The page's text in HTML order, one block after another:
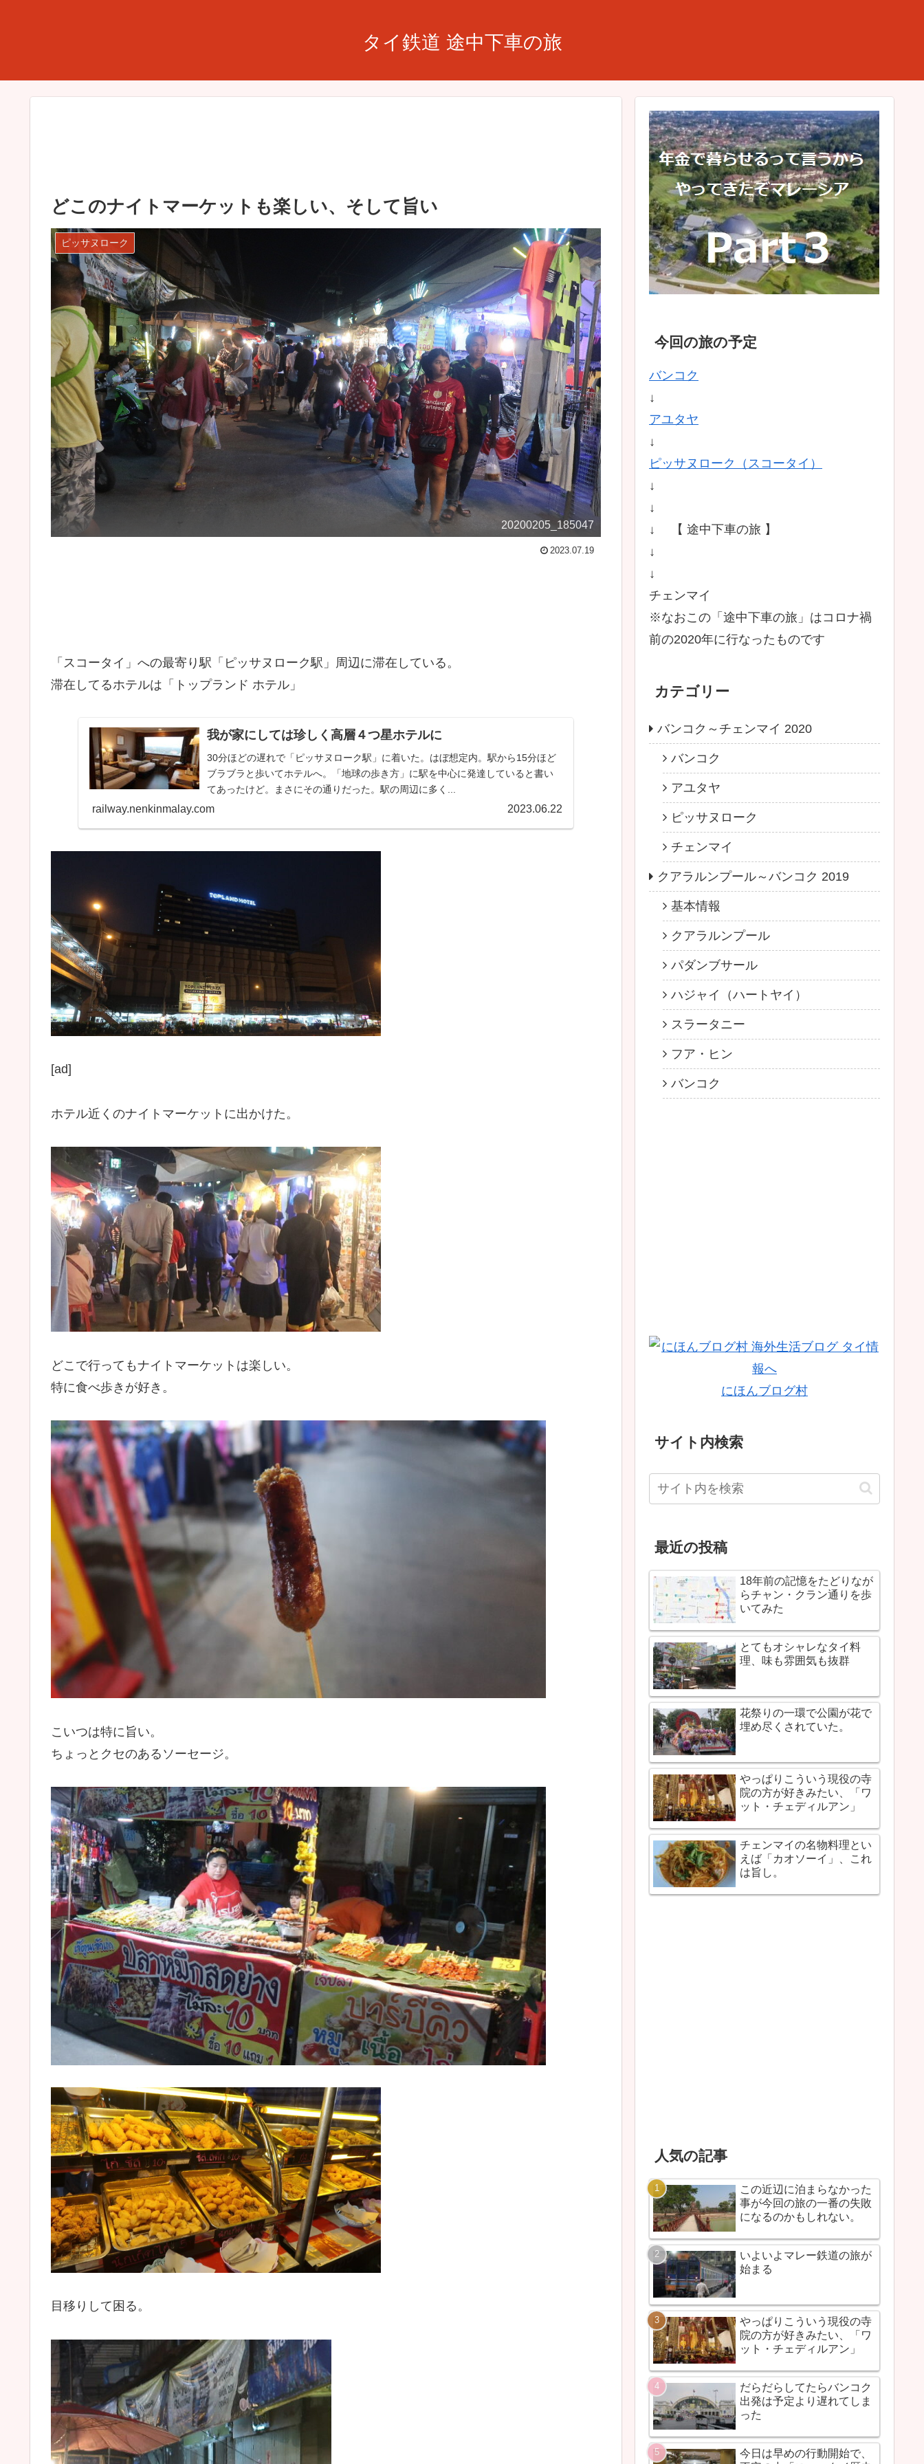
タイ鉄道 途中下車の旅
どこのナイトマーケットも楽しい、そして旨い
ピッサヌローク
20200205_185047
2023.07.19
「スコータイ」への最寄り駅「ピッサヌローク駅」周辺に滞在している。
滞在してるホテルは「トップランド ホテル」
我が家にしては珍しく高層４つ星ホテルに
30分ほどの遅れで「ピッサヌローク駅」に着いた。はぼ想定内。駅から15分ほど
ブラブラと歩いてホテルへ。「地球の歩き方」に駅を中心に発達していると書い
てあったけど。まさにその通りだった。駅の周辺に多く...
railway.nenkinmalay.com 2023.06.22
[ad]
ホテル近くのナイトマーケットに出かけた。
どこで行ってもナイトマーケットは楽しい。
特に食べ歩きが好き。
こいつは特に旨い。
ちょっとクセのあるソーセージ。
目移りして困る。
今回の旅の予定
バンコク
↓
アユタヤ
↓
ピッサヌローク（スコータイ）
↓
↓
↓ 【 途中下車の旅 】
↓
↓
チェンマイ
※なおこの「途中下車の旅」はコロナ禍
前の2020年に行なったものです
カテゴリー
バンコク～チェンマイ 2020
バンコク
アユタヤ
ピッサヌローク
チェンマイ
クアラルンプール～バンコク 2019
基本情報
クアラルンプール
パダンブサール
ハジャイ（ハートヤイ）
スラータニー
フア・ヒン
バンコク
にほんブログ村
サイト内検索
最近の投稿
18年前の記憶をたどりなが
らチャン・クラン通りを歩
いてみた
とてもオシャレなタイ料
理、味も雰囲気も抜群
花祭りの一環で公園が花で
埋め尽くされていた。
やっぱりこういう現役の寺
院の方が好きみたい、「ワ
ット・チェディルアン」
チェンマイの名物料理とい
えば「カオソーイ」、これ
は旨し。
人気の記事
この近辺に泊まらなかった
事が今回の旅の一番の失敗
になるのかもしれない。
いよいよマレー鉄道の旅が
始まる
やっぱりこういう現役の寺
院の方が好きみたい、「ワ
ット・チェディルアン」
だらだらしてたらバンコク
出発は予定より遅れてしま
った
今日は早めの行動開始で、